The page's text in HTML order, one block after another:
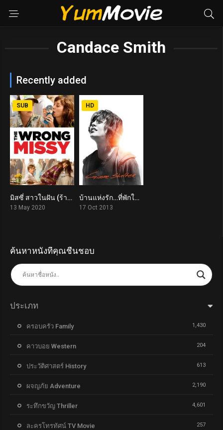
Candace Smith
Recently added
5.6
SUB
มิสซี่ สาวในฝัน (ร้าย) The Wrong Missy (2020)
13 May 2020
6.5
HD
บ้านแห่งรัก…ที่พักใจ Gimme Shelter (2013)
17 Oct 2013
ค้นหาหนังที่คุณชื่นชอบ
ประเภท
ครอบครัว Family 1,430
คาวบอย Western 204
ประวัติศาสตร์ History 613
ผจญภัย Adventure 2,190
ระทึกขวัญ Thriller 4,601
ละครโทรทัศน์ TV Movie 257